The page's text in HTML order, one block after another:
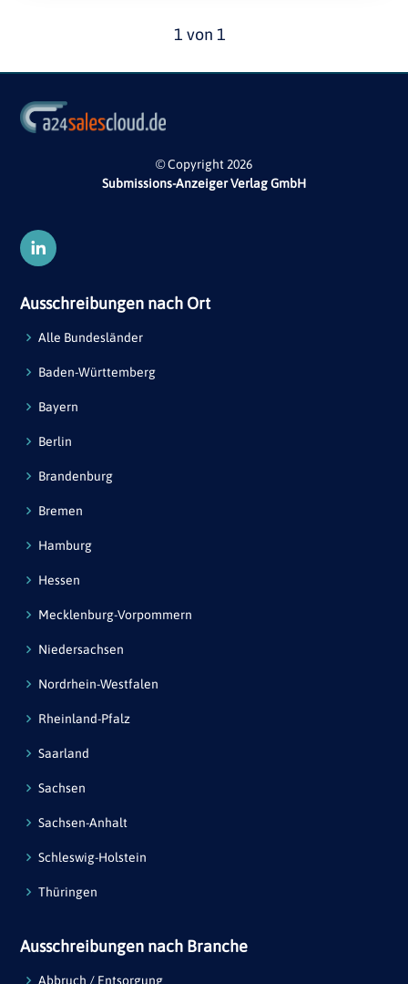
1 von 1
© Copyright 2026
Submissions-Anzeiger Verlag GmbH
Ausschreibungen nach Ort
Alle Bundesländer
Baden-Württemberg
Bayern
Berlin
Brandenburg
Bremen
Hamburg
Hessen
Mecklenburg-Vorpommern
Niedersachsen
Nordrhein-Westfalen
Rheinland-Pfalz
Saarland
Sachsen
Sachsen-Anhalt
Schleswig-Holstein
Thüringen
Ausschreibungen nach Branche
Abbruch / Entsorgung